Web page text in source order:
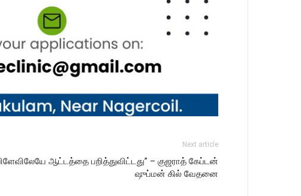
Next article
ஆட்டத்தை பறித்துவிட்​டது” – குஜராத் கேப்​டன்
ஷுப்​மன் கில் வேதனை